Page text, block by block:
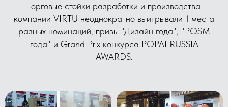
Торговые стойки разработки и производства
компании VIRTU неоднократно выигрывали 1 места
разных номинаций, призы "Дизайн года", "POSM
года" и Grand Prix конкурса POPAI RUSSIA
AWARDS.